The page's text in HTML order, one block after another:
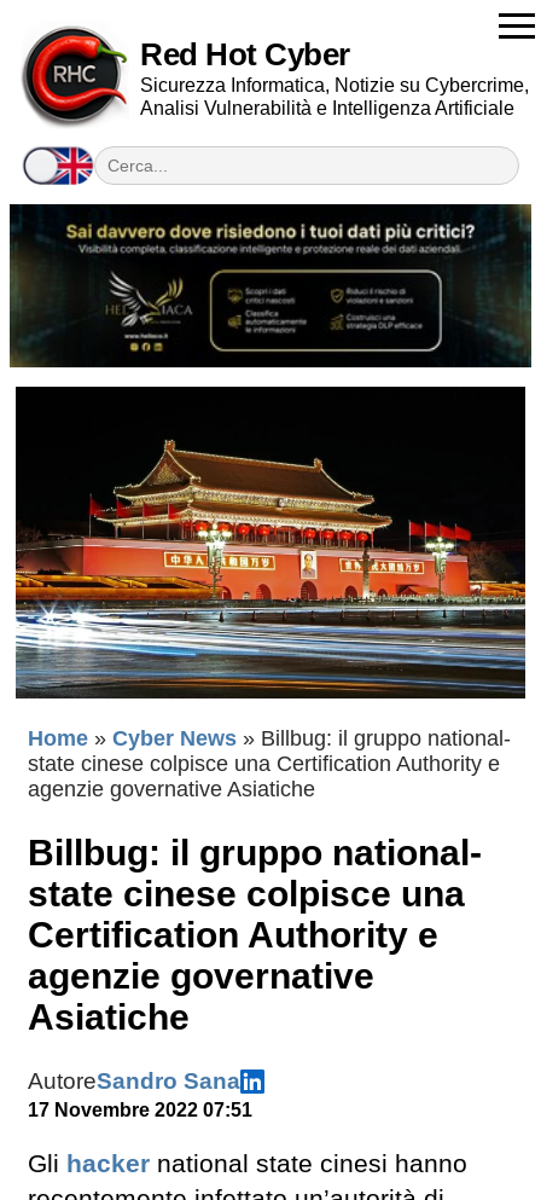
Red Hot Cyber
Sicurezza Informatica, Notizie su Cybercrime,
Analisi Vulnerabilità e Intelligenza Artificiale
Home » Cyber News » Billbug: il gruppo national-
state cinese colpisce una Certification Authority e
agenzie governative Asiatiche
Billbug: il gruppo national-
state cinese colpisce una
Certification Authority e
agenzie governative
Asiatiche
AutoreSandro Sana
17 Novembre 2022 07:51
Gli hacker national state cinesi hanno